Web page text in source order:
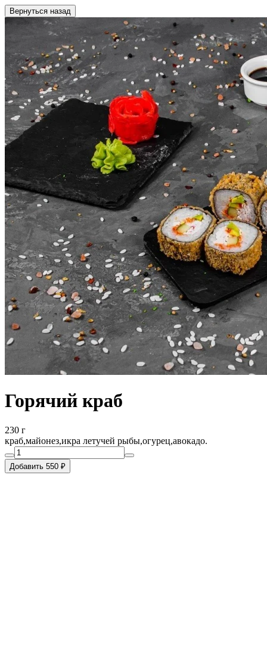
Вернуться назад
Горячий краб
230 г
краб,майонез,икра летучей рыбы,огурец,авокадо.
Добавить 550 ₽